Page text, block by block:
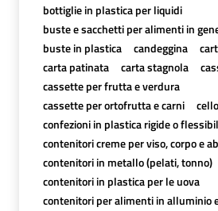
bottiglie in plastica per liquidi
buste e sacchetti per alimenti in
buste in plastica
candeggina
carta patinata
carta stagnola
cassette per frutta e verdura
cassette per ortofrutta e carni
confezioni in plastica rigide o
contenitori creme per viso, corpo e
contenitori in metallo (pelati, tonno)
contenitori in plastica per le uova
contenitori per alimenti in alluminio